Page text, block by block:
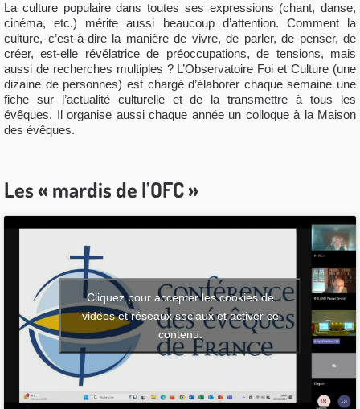
La culture populaire dans toutes ses expressions (chant, danse,
cinéma, etc.) mérite aussi beaucoup d’attention. Comment la
culture, c’est-à-dire la manière de vivre, de parler, de penser, de
créer, est-elle révélatrice de préoccupations, de tensions, mais
aussi de recherches multiples ? L’Observatoire Foi et Culture (une
dizaine de personnes) est chargé d’élaborer chaque semaine une
fiche sur l’actualité culturelle et de la transmettre à tous les
évêques. Il organise aussi chaque année un colloque à la Maison
des évêques.
Les « mardis de l’OFC »
Cliquez pour accepter les cookies de
vidéos et réseaux sociaux et activer ce
contenu.